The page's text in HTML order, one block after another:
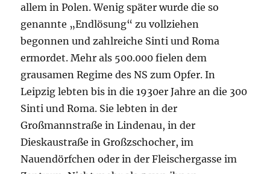
allem in Polen. Wenig später wurde die so
genannte „Endlösung“ zu vollziehen
begonnen und zahlreiche Sinti und Roma
ermordet. Mehr als 500.000 fielen dem
grausamen Regime des NS zum Opfer. In
Leipzig lebten bis in die 1930er Jahre an die 300
Sinti und Roma. Sie lebten in der
Großmannstraße in Lindenau, in der
Dieskaustraße in Großzschocher, im
Nauendörfchen oder in der Fleischergasse im